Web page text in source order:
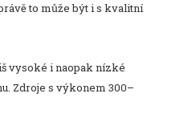
to může být i s kvalitní
vysoké i naopak nízké
Zdroje s výkonem 300–